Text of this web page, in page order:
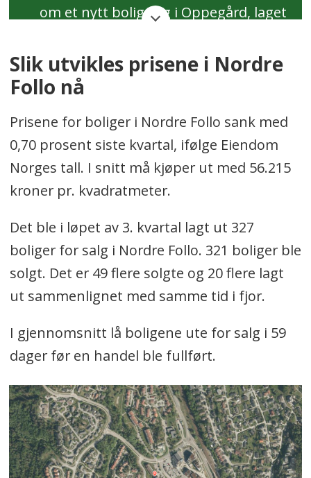
om et nytt boligsalg i Oppegård, laget
Så fort en eiendom i Oppegård skifter
eier, vil det automatisk genereres en
kort og informativ sak, med hjelp av
KI. Opplysningene er hentet fra åpne,
offentlige data.
adresse, salgssum, selger og kjøper,
samt relevant informasjon som
byggeår og størrelse. Sakene vil også
kunne inneholde fakta om
prisutviklingen i Nordre Follo, samt
oversikt over andre solgte boliger.
Oppsummeringen er KI-generert,
men før saken blir produsert vil de
alltid bli lest gjennom av en
redaksjonell medarbeider.
Slik utvikles prisene i Nordre
Follo nå
Prisene for boliger i Nordre Follo sank med
0,70 prosent siste kvartal, ifølge Eiendom
Norges tall. I snitt må kjøper ut med 56.215
kroner pr. kvadratmeter.
Det ble i løpet av 3. kvartal lagt ut 327
boliger for salg i Nordre Follo. 321 boliger ble
solgt. Det er 49 flere solgte og 20 flere lagt
ut sammenlignet med samme tid i fjor.
I gjennomsnitt lå boligene ute for salg i 59
dager før en handel ble fullført.